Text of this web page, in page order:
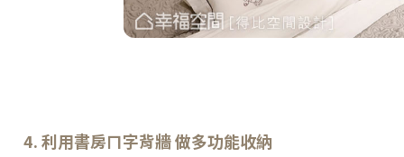
4. 利用書房ㄇ字背牆 做多功能收納